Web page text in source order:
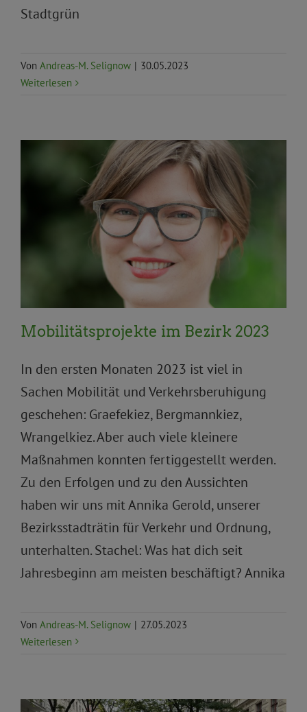
Stadtgrün
Von Andreas-M. Selignow | 30.05.2023
Weiterlesen
Verkehr und Mobilität
Mobilitätsprojekte im Bezirk 2023
In den ersten Monaten 2023 ist viel in
Sachen Mobilität und Verkehrsberuhigung
geschehen: Graefekiez, Bergmannkiez,
Wrangelkiez. Aber auch viele kleinere
Maßnahmen konnten fertiggestellt werden.
Zu den Erfolgen und zu den Aussichten
haben wir uns mit Annika Gerold, unserer
Bezirksstadträtin für Verkehr und Ordnung,
unterhalten. Stachel: Was hat dich seit
Jahresbeginn am meisten beschäftigt? Annika
Von Andreas-M. Selignow | 27.05.2023
Weiterlesen